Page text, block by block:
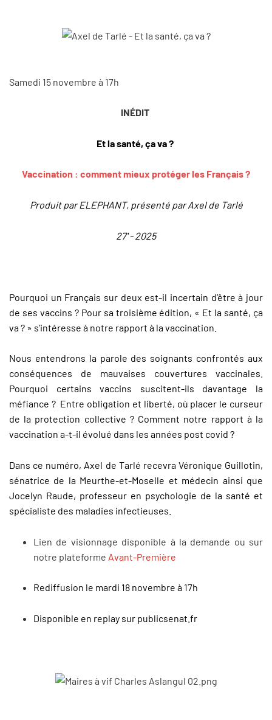
Samedi 15 novembre à 17h
INÉDIT
Et la santé, ça va ?
Vaccination : comment mieux protéger les Français ?
Produit par ELEPHANT, présenté par Axel de Tarlé
27' - 2025
Pourquoi un Français sur deux est-il incertain d’être à jour
de ses vaccins ? Pour sa troisième édition, « Et la santé, ça
va ? » s’intéresse à notre rapport à la vaccination.
Nous entendrons la parole des soignants confrontés aux
conséquences de mauvaises couvertures vaccinales.
Pourquoi certains vaccins suscitent-ils davantage la
méfiance ? Entre obligation et liberté, où placer le curseur
de la protection collective ? Comment notre rapport à la
vaccination a-t-il évolué dans les années post covid ?
Dans ce numéro, Axel de Tarlé recevra Véronique Guillotin,
sénatrice de la Meurthe-et-Moselle et médecin ainsi que
Jocelyn Raude, professeur en psychologie de la santé et
spécialiste des maladies infectieuses.
Lien de visionnage disponible à la demande ou sur
notre plateforme Avant-Première
Rediffusion le mardi 18 novembre à 17h
Disponible en replay sur publicsenat.fr